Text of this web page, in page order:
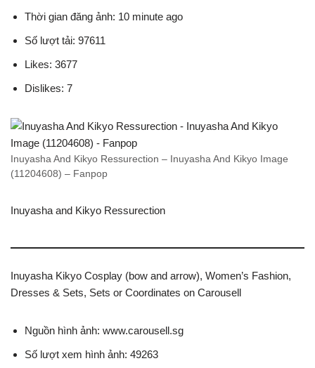
Thời gian đăng ảnh: 10 minute ago
Số lượt tải: 97611
Likes: 3677
Dislikes: 7
Inuyasha And Kikyo Ressurection – Inuyasha And Kikyo Image
(11204608) – Fanpop
Inuyasha and Kikyo Ressurection
Inuyasha Kikyo Cosplay (bow and arrow), Women’s Fashion,
Dresses & Sets, Sets or Coordinates on Carousell
Nguồn hình ảnh: www.carousell.sg
Số lượt xem hình ảnh: 49263